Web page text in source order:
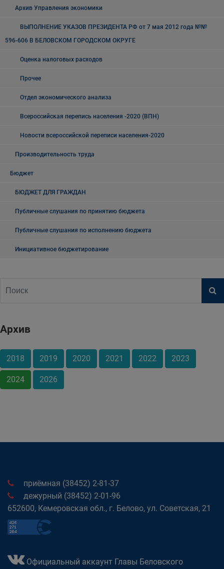
Архив Управления экономики
ВЫПОЛНЕНИЕ УКАЗОВ ПРЕЗИДЕНТА РФ от 7 мая 2012 года №№
596-606 В БЕЛОВСКОМ ГОРОДСКОМ ОКРУГЕ
Оценка налоговых расходов
Прочее
Отдел экономического анализа
Всероссийская перепись населения -2020 (ВПН)
Новости всероссийской переписи населения-2020
Производительность труда
Бюджет
БЮДЖЕТ ДЛЯ ГРАЖДАН
Публичные слушания по принятию бюджета
Публичные слушания по исполнению бюджета
Инициативное бюджетирование
Архив
2018 2019 2020 2021 2022 2023
2024 2026
приёмная (38452) 2-81-37
дежурный (38452) 2-01-96
652600, Кемеровская обл., г. Белово, ул. Советская, 21
Официальный аккаунт Главы Беловского